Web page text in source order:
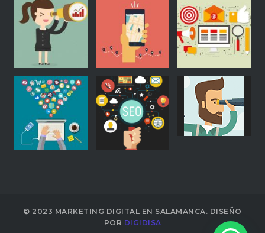
© 2023 MARKETING DIGITAL EN SALAMANCA. DISEÑO
POR DIGIDISA